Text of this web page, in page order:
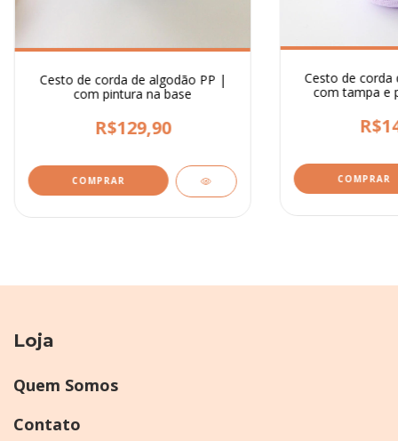
Cesto de corda de algodão PP |
com pintura na base
R$129,90
Cesto de
com tampa e
Loja
Quem Somos
Contato